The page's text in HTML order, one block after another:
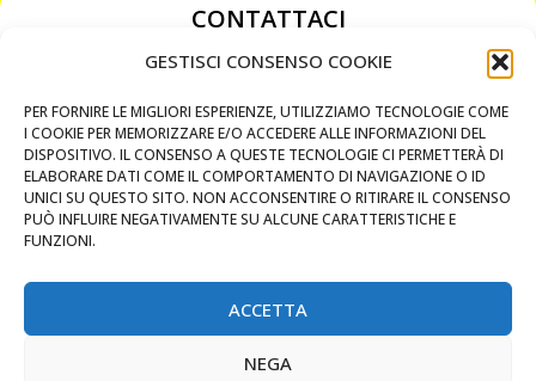
GESTISCI CONSENSO COOKIE
PER FORNIRE LE MIGLIORI ESPERIENZE, UTILIZZIAMO TECNOLOGIE COME
I COOKIE PER MEMORIZZARE E/O ACCEDERE ALLE INFORMAZIONI DEL
DISPOSITIVO. IL CONSENSO A QUESTE TECNOLOGIE CI PERMETTERÀ DI
ELABORARE DATI COME IL COMPORTAMENTO DI NAVIGAZIONE O ID
UNICI SU QUESTO SITO. NON ACCONSENTIRE O RITIRARE IL CONSENSO
PUÒ INFLUIRE NEGATIVAMENTE SU ALCUNE CARATTERISTICHE E
FUNZIONI.
ACCETTA
NEGA
CONTATTACI
349 3863811
chiavicodificate@gmail.com
Privacy Policy
Cookie Policy
MAPS